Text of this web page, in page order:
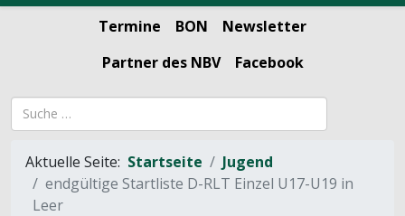
Termine BON
Newsletter
Partner des NBV
Facebook
Suchbegriff
Aktuelle Seite: Startseite
Jugend
endgültige Startliste D-RLT Einzel U17-U19 in
Leer